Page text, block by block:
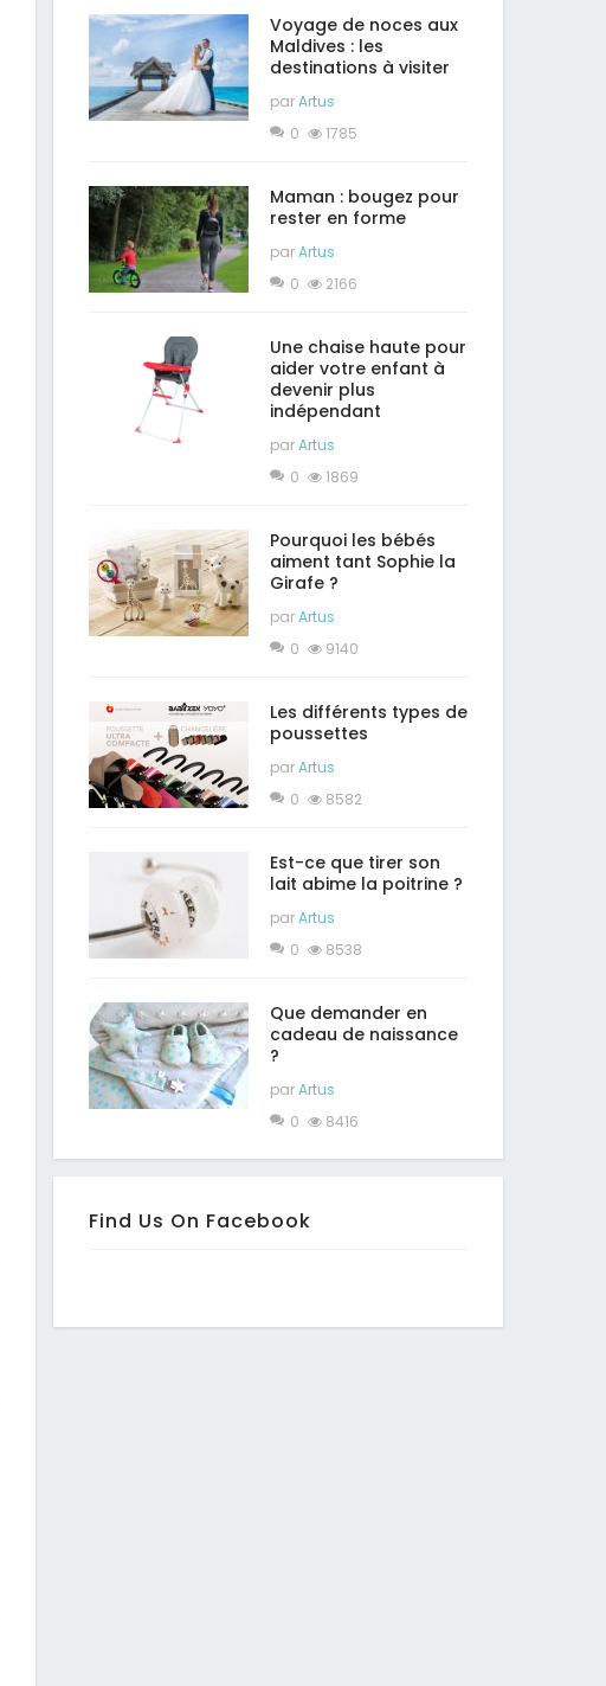
Voyage de noces aux
Maldives : les
destinations à visiter
parArtus
0
1785
Maman : bougez pour
rester en forme
parArtus
0
2166
Une chaise haute pour
aider votre enfant à
devenir plus
indépendant
parArtus
0
1869
Pourquoi les bébés
aiment tant Sophie la
Girafe ?
parArtus
0
9140
Les différents types de
poussettes
parArtus
0
8582
Est-ce que tirer son
lait abime la poitrine ?
parArtus
0
8538
Que demander en
cadeau de naissance
?
parArtus
0
8416
Find Us On Facebook